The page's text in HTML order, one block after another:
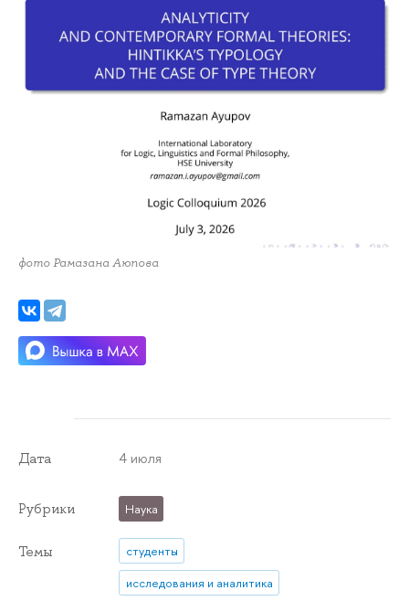
фото Рамазана Аюпова
Дата 4 июля
Рубрики Наука
Темы
студенты
исследования и аналитика